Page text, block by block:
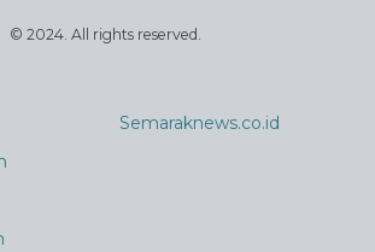
© 2024. All rights reserved.
Semaraknews.co.id